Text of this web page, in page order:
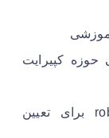
کپیرایت
– اجرای سیستمهای مستندسازی robust برای تعیین